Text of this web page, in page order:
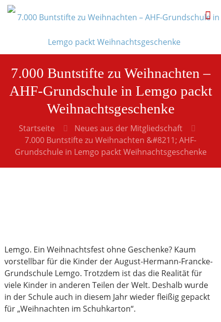
7.000 Buntstifte zu Weihnachten –
AHF-Grundschule in Lemgo packt
Weihnachtsgeschenke
Startseite
Neues aus der Mitgliedschaft
7.000 Buntstifte zu Weihnachten &#8211; AHF-
Grundschule in Lemgo packt Weihnachtsgeschenke
Lemgo. Ein Weihnachtsfest ohne Geschenke? Kaum
vorstellbar für die Kinder der August-Hermann-Francke-
Grundschule Lemgo. Trotzdem ist das die Realität für
viele Kinder in anderen Teilen der Welt. Deshalb wurde
in der Schule auch in diesem Jahr wieder fleißig gepackt
für „Weihnachten im Schuhkarton“.